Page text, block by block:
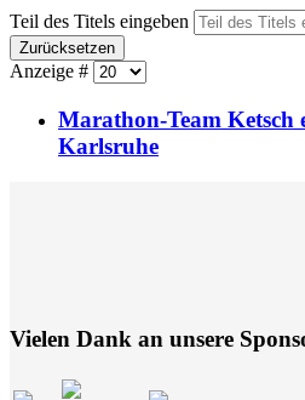
Teil des Titels eingeben
Zurücksetzen
Anzeige #
Marathon-Team Ketsch
Karlsruhe
Vielen Dank an unsere